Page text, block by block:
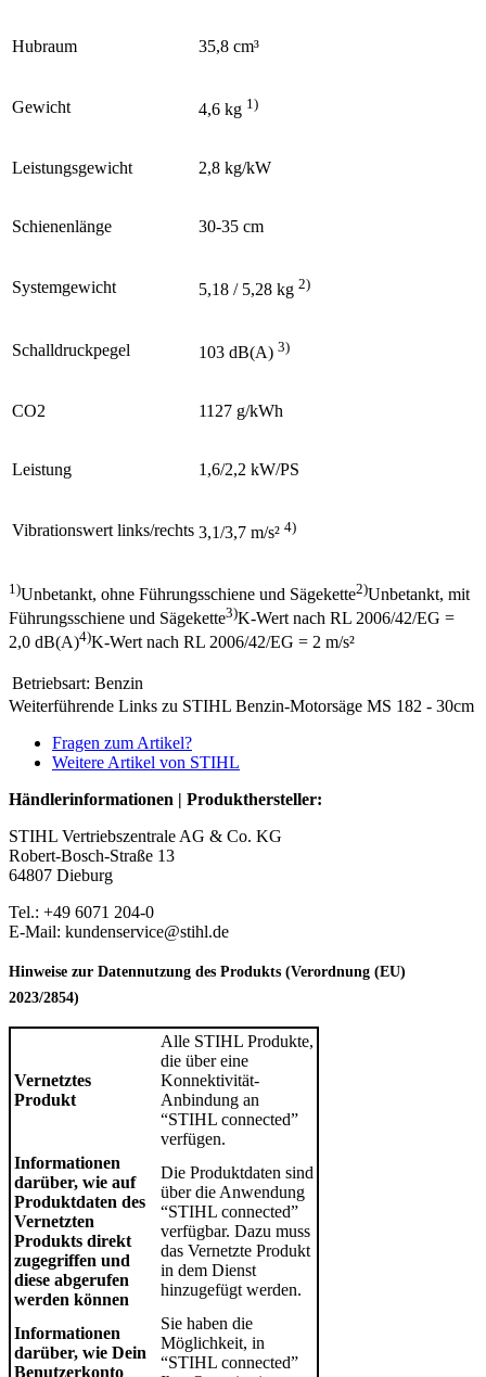
Hubraum 35,8 cm³
Gewicht 4,6 kg 1)
Leistungsgewicht 2,8 kg/kW
Schienenlänge 30-35 cm
Systemgewicht 5,18 / 5,28 kg 2)
Schalldruckpegel 103 dB(A) 3)
CO2 1127 g/kWh
Leistung 1,6/2,2 kW/PS
Vibrationswert links/rechts 3,1/3,7 m/s² 4)
1)Unbetankt, ohne Führungsschiene und Sägekette2)Unbetankt, mit
Führungsschiene und Sägekette3)K-Wert nach RL 2006/42/EG =
2,0 dB(A)4)K-Wert nach RL 2006/42/EG = 2 m/s²
Betriebsart: Benzin
Weiterführende Links zu STIHL Benzin-Motorsäge MS 182 - 30cm
Fragen zum Artikel?
Weitere Artikel von STIHL
Händlerinformationen | Produkthersteller:
STIHL Vertriebszentrale AG & Co. KG
Robert-Bosch-Straße 13
64807 Dieburg
Tel.: +49 6071 204-0
E-Mail: kundenservice@stihl.de
Hinweise zur Datennutzung des Produkts (Verordnung (EU)
2023/2854)
Vernetztes
Produkt
Alle STIHL Produkte,
die über eine
Konnektivität-
Anbindung an
“STIHL connected”
verfügen.
Informationen
darüber, wie auf
Produktdaten des
Vernetzten
Produkts direkt
zugegriffen und
diese abgerufen
werden können
Die Produktdaten sind
über die Anwendung
“STIHL connected”
verfügbar. Dazu muss
das Vernetzte Produkt
in dem Dienst
hinzugefügt werden.
Informationen
darüber, wie Dein
Benutzerkonto
Sie haben die
Möglichkeit, in
“STIHL connected”